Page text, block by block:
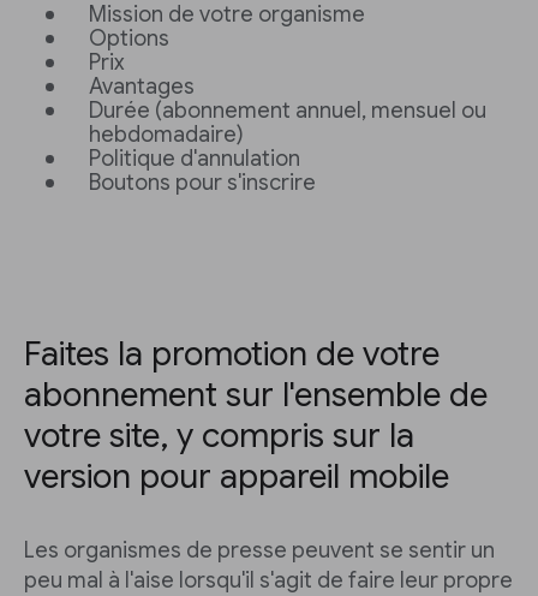
Mission de votre organisme
Options
Prix
Avantages
Durée (abonnement annuel, mensuel ou
hebdomadaire)
Politique d'annulation
Boutons pour s'inscrire
Faites la promotion de votre
abonnement sur l'ensemble de
votre site, y compris sur la
version pour appareil mobile
Les organismes de presse peuvent se sentir un
peu mal à l'aise lorsqu'il s'agit de faire leur propre